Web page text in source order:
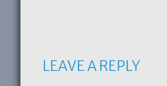
LEAVE A REPLY